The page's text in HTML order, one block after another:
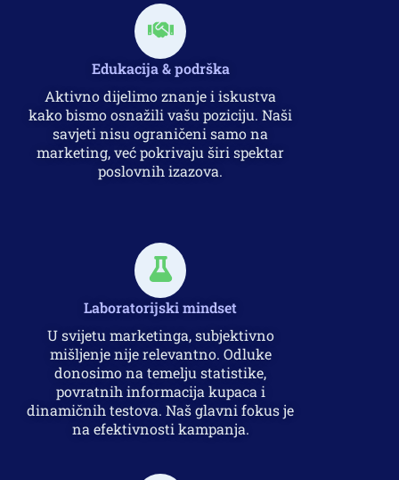
Edukacija & podrška
Aktivno dijelimo znanje i iskustva
kako bismo osnažili vašu poziciju. Naši
savjeti nisu ograničeni samo na
marketing, već pokrivaju širi spektar
poslovnih izazova.
Laboratorijski mindset
U svijetu marketinga, subjektivno
mišljenje nije relevantno. Odluke
donosimo na temelju statistike,
povratnih informacija kupaca i
dinamičnih testova. Naš glavni fokus je
na efektivnosti kampanja.